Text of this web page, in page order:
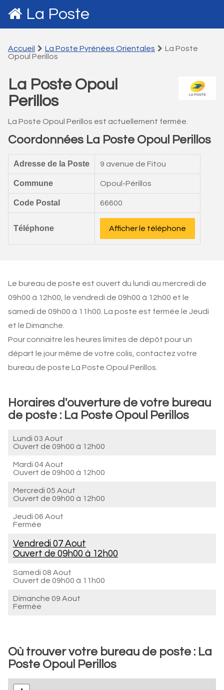
La Poste
Accueil La Poste Pyrénées Orientales
La Poste
Opoul Perillos
La Poste Opoul
Perillos
La Poste Opoul Perillos est actuellement fermée.
Coordonnées La Poste Opoul Perillos
Adresse de la Poste 9 avenue de Fitou
Commune Opoul-Périllos
Code Postal 66600
Téléphone Afficher le téléphone
Le bureau de poste est ouvert du lundi au mercredi de
09h00 à 12h00, le vendredi de 09h00 à 12h00 et le
samedi de 09h00 à 11h00. La poste est fermée le Jeudi
et le Dimanche.
Pour connaitre les heures limites de dépôt pour un
départ le jour même de votre colis, contactez votre
bureau de poste La Poste Opoul Perillos.
Horaires d'ouverture de votre bureau
de poste : La Poste Opoul Perillos
Lundi 03 Aout
Ouvert de 09h00 à 12h00
Mardi 04 Aout
Ouvert de 09h00 à 12h00
Mercredi 05 Aout
Ouvert de 09h00 à 12h00
Jeudi 06 Aout
Fermée
Vendredi 07 Aout
Ouvert de 09h00 à 12h00
Samedi 08 Aout
Ouvert de 09h00 à 11h00
Dimanche 09 Aout
Fermée
Où trouver votre bureau de poste : La
Poste Opoul Perillos